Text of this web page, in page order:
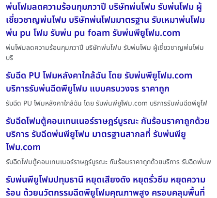
พ่นโฟมลดความร้อนกุมภวาปี บริษัทพ่นโฟม รับพ่นโฟม ผู้
เชี่ยวชาญพ่นโฟม บริษัทพ่นโฟมมาตรฐาน รับเหมาพ่นโฟม
พ่น pu โฟม รับพ่น pu foam รับพ่นพียูโฟม.com
พ่นโฟมลดความร้อนกุมภวาปี บริษัทพ่นโฟม รับพ่นโฟม ผู้เชี่ยวชาญพ่นโฟม
บริ
รับฉีด PU โฟมหลังคาใกล้ฉัน โดย รับพ่นพียูโฟม.com
บริการรับพ่นฉีดพียูโฟม แบบครบวงจร ราคาถูก
รับฉีด PU โฟมหลังคาใกล้ฉัน โดย รับพ่นพียูโฟม.com บริการรับพ่นฉีดพียูโฟ
รับฉีดโฟมตู้คอนเทนเนอร์ราษฎร์บูรณะ กันร้อนราคาถูกด้วย
บริการ รับฉีดพ่นพียูโฟม มาตรฐานสากลที่ รับพ่นพียู
โฟม.com
รับฉีดโฟมตู้คอนเทนเนอร์ราษฎร์บูรณะ กันร้อนราคาถูกด้วยบริการ รับฉีดพ่นพ
รับพ่นพียูโฟมปทุมธานี หยุดเสียงดัง หยุดรั่วซึม หยุดความ
ร้อน ด้วยนวัตกรรมฉีดพียูโฟมคุณภาพสูง ครอบคลุมพื้นที่